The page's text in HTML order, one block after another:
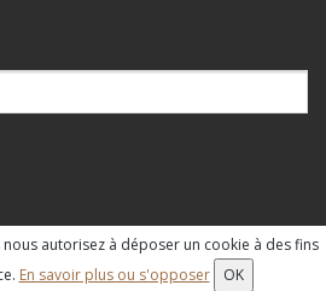
- Logiciel de gestion de commande sur
et en magasin
autorisez à déposer un cookie à des fins
En savoir plus ou s'opposer OK